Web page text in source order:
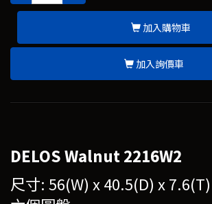
加入購物車
加入詢價車
DELOS Walnut 2216W2
尺寸: 56(W) x 40.5(D) x